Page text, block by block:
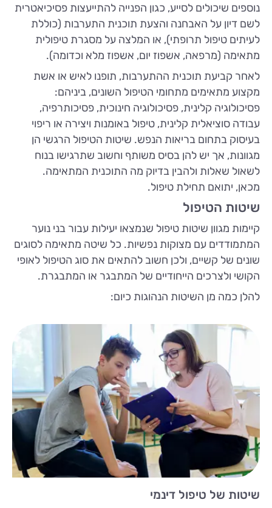
נוספים שיכולים לסייע, כגון הפנייה להתייעצות פסיכיאטרית
לשם דיון על האבחנה והצעת תוכנית התערבות (כוללת
לעיתים טיפול תרופתי), או המלצה על מסגרת טיפולית
מתאימה (מרפאה, אשפוז יום, אשפוז מלא וכדומה).
לאחר קביעת תוכנית ההתערבות, תופנו לאיש או אשת
מקצוע מתאימים מתחומי הטיפול השונים, ביניהם:
פסיכולוגיה קלינית, פסיכולוגיה חינוכית, פסיכותרפיה,
עבודה סוציאלית קלינית, טיפול באומנות ויצירה או ריפוי
בעיסוק בתחום בריאות הנפש. שיטות הטיפול הרגשי הן
מגוונות, אך יש להן בסיס משותף וחשוב שתרגישו בנוח
לשאול שאלות ולהבין בדיוק מה התוכנית המתאימה.
מכאן, יתואם תחילת טיפול.
שיטות הטיפול
קיימות מגוון שיטות טיפול שנמצאו יעילות עבור בני נוער
המתמודדים עם מצוקות נפשיות. כל שיטה מתאימה לסוגים
שונים של קשיים, ולכן חשוב להתאים את סוג הטיפול לאופי
הקושי ולצרכים הייחודיים של המתבגר או המתבגרת.
להלן כמה מן השיטות הנהוגות כיום:
שיטות של טיפול דינמי